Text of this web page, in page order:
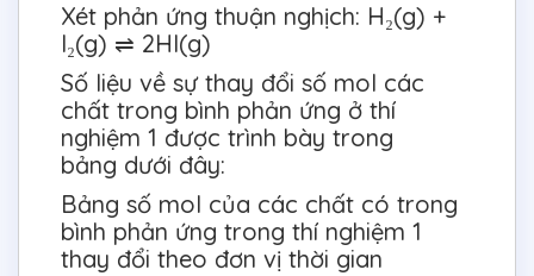
Xét phản ứng thuận nghịch: H₂(g) +
I₂(g) ⇌ 2HI(g)
Số liệu về sự thay đổi số mol các
chất trong bình phản ứng ở thí
nghiệm 1 được trình bày trong
bảng dưới đây:
Bảng số mol của các chất có trong
bình phản ứng trong thí nghiệm 1
thay đổi theo đơn vị thời gian